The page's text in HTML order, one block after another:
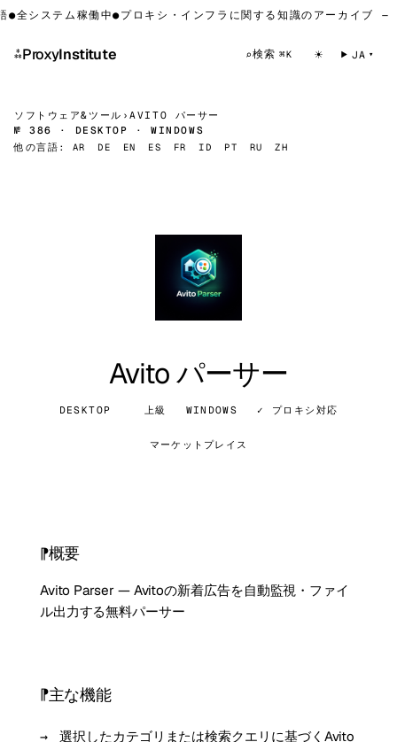
●全システム稼働中●プロキシ・インフラに関する知識のアーカイブ —
⁂ProxyInstitute ⌕検索 ⌘K ☀ JA
ソフトウェア&ツール ›AVITO パーサー
№ 386 · DESKTOP · WINDOWS
他の言語:
AR DE EN ES FR ID PT RU ZH
Avito パーサー
DESKTOP 上級 WINDOWS ✓ プロキシ対応
マーケットプレイス
概要
Avito Parser — Avitoの新着広告を自動監視・ファイ
ル出力する無料パーサー
主な機能
選択したカテゴリまたは検索クエリに基づくAvito